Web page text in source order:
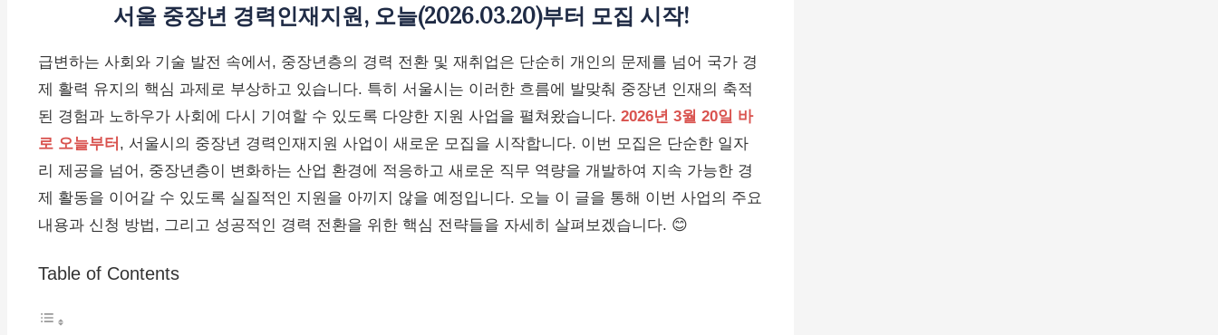
서울 중장년 경력인재지원, 오늘(2026.03.20)부터 모집 시작!
급변하는 사회와 기술 발전 속에서, 중장년층의 경력 전환 및 재취업은 단순히 개인의 문제를 넘어 국가 경
제 활력 유지의 핵심 과제로 부상하고 있습니다. 특히 서울시는 이러한 흐름에 발맞춰 중장년 인재의 축적
된 경험과 노하우가 사회에 다시 기여할 수 있도록 다양한 지원 사업을 펼쳐왔습니다. 2026년 3월 20일 바
로 오늘부터 , 서울시의 중장년 경력인재지원 사업이 새로운 모집을 시작합니다. 이번 모집은 단순한 일자
리 제공을 넘어, 중장년층이 변화하는 산업 환경에 적응하고 새로운 직무 역량을 개발하여 지속 가능한 경
제 활동을 이어갈 수 있도록 실질적인 지원을 아끼지 않을 예정입니다. 오늘 이 글을 통해 이번 사업의 주요
내용과 신청 방법, 그리고 성공적인 경력 전환을 위한 핵심 전략들을 자세히 살펴보겠습니다. 😊
Table of Contents